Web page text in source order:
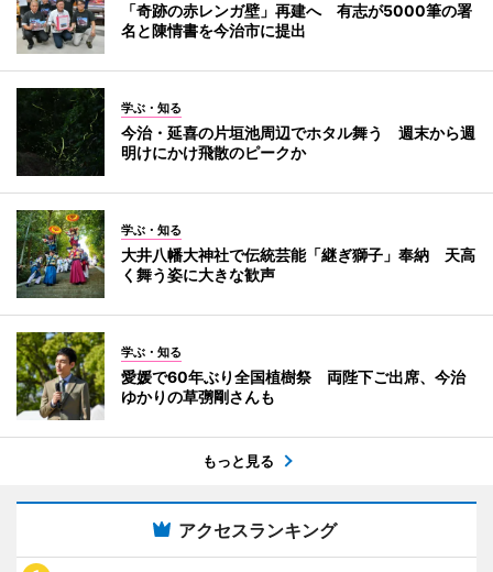
「奇跡の赤レンガ壁」再建へ 有志が5000筆の署
名と陳情書を今治市に提出
学ぶ・知る
今治・延喜の片垣池周辺でホタル舞う 週末から週
明けにかけ飛散のピークか
学ぶ・知る
大井八幡大神社で伝統芸能「継ぎ獅子」奉納 天高
く舞う姿に大きな歓声
学ぶ・知る
愛媛で60年ぶり全国植樹祭 両陛下ご出席、今治
ゆかりの草彅剛さんも
もっと見る
アクセスランキング